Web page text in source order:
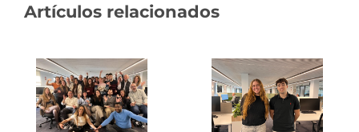
Artículos relacionados